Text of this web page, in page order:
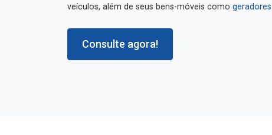
Consulte agora!